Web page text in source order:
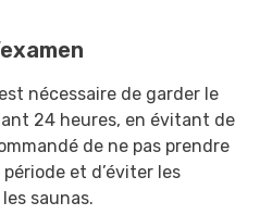
nécessaire de garder le
24 heures, en évitant de
de ne pas prendre
et d’éviter les
saunas.